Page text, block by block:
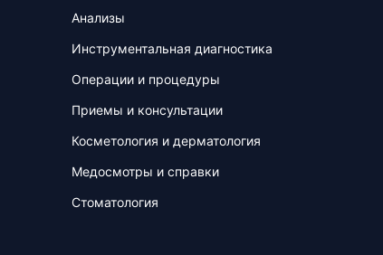
Анализы
Инструментальная диагностика
Операции и процедуры
Приемы и консультации
Косметология и дерматология
Медосмотры и справки
Стоматология